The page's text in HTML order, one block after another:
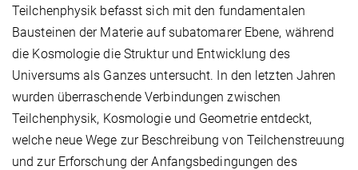
Teilchenphysik befasst sich mit den fundamentalen
Bausteinen der Materie auf subatomarer Ebene, während
die Kosmologie die Struktur und Entwicklung des
Universums als Ganzes untersucht. In den letzten Jahren
wurden überraschende Verbindungen zwischen
Teilchenphysik, Kosmologie und Geometrie entdeckt,
welche neue Wege zur Beschreibung von Teilchenstreuung
und zur Erforschung der Anfangsbedingungen des